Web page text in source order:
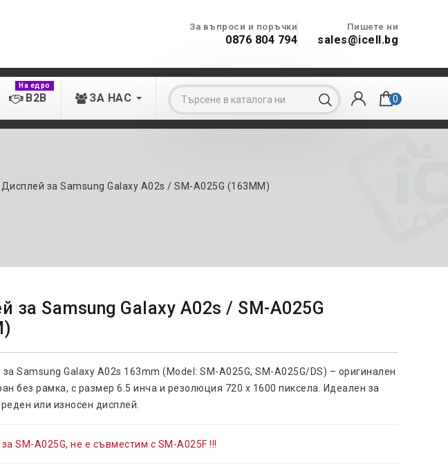
За въпроси и поръчки
0876 804 794
Пишете ни
sales@icell.bg
B2B
На едро
ЗА НАС  0
Дисплей за Samsung Galaxy A02s / SM-A025G (163MM)
за Samsung Galaxy A02s / SM-A025G
за Samsung Galaxy A02s 163mm (Model: SM-A025G, SM-A025G/DS) – оригинален
без рамка, с размер 6.5 инча и резолюция 720 x 1600 пиксела. Идеален за
или износен дисплей.
SM-A025G, не е съвместим с SM-A025F !!!